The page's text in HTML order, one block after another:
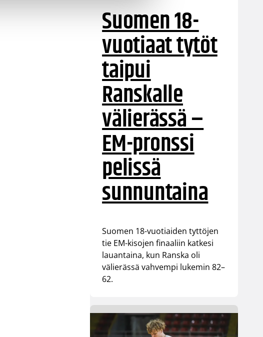
Suomen 18-
vuotiaat tytöt
taipui
Ranskalle
välierässä –
EM-pronssi
pelissä
sunnuntaina
Suomen 18-vuotiaiden tyttöjen
tie EM-kisojen finaaliin katkesi
lauantaina, kun Ranska oli
välierässä vahvempi lukemin 82–
62.